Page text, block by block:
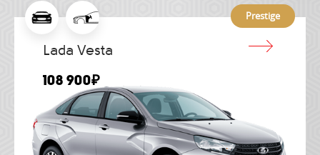
Prestige
Lada Vesta
108 900₽